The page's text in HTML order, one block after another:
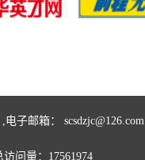
子邮箱： scsdzjc@126.com
问量： 17561974